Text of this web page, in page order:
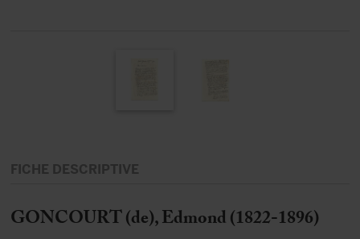
FICHE DESCRIPTIVE
GONCOURT (de), Edmond (1822-1896)